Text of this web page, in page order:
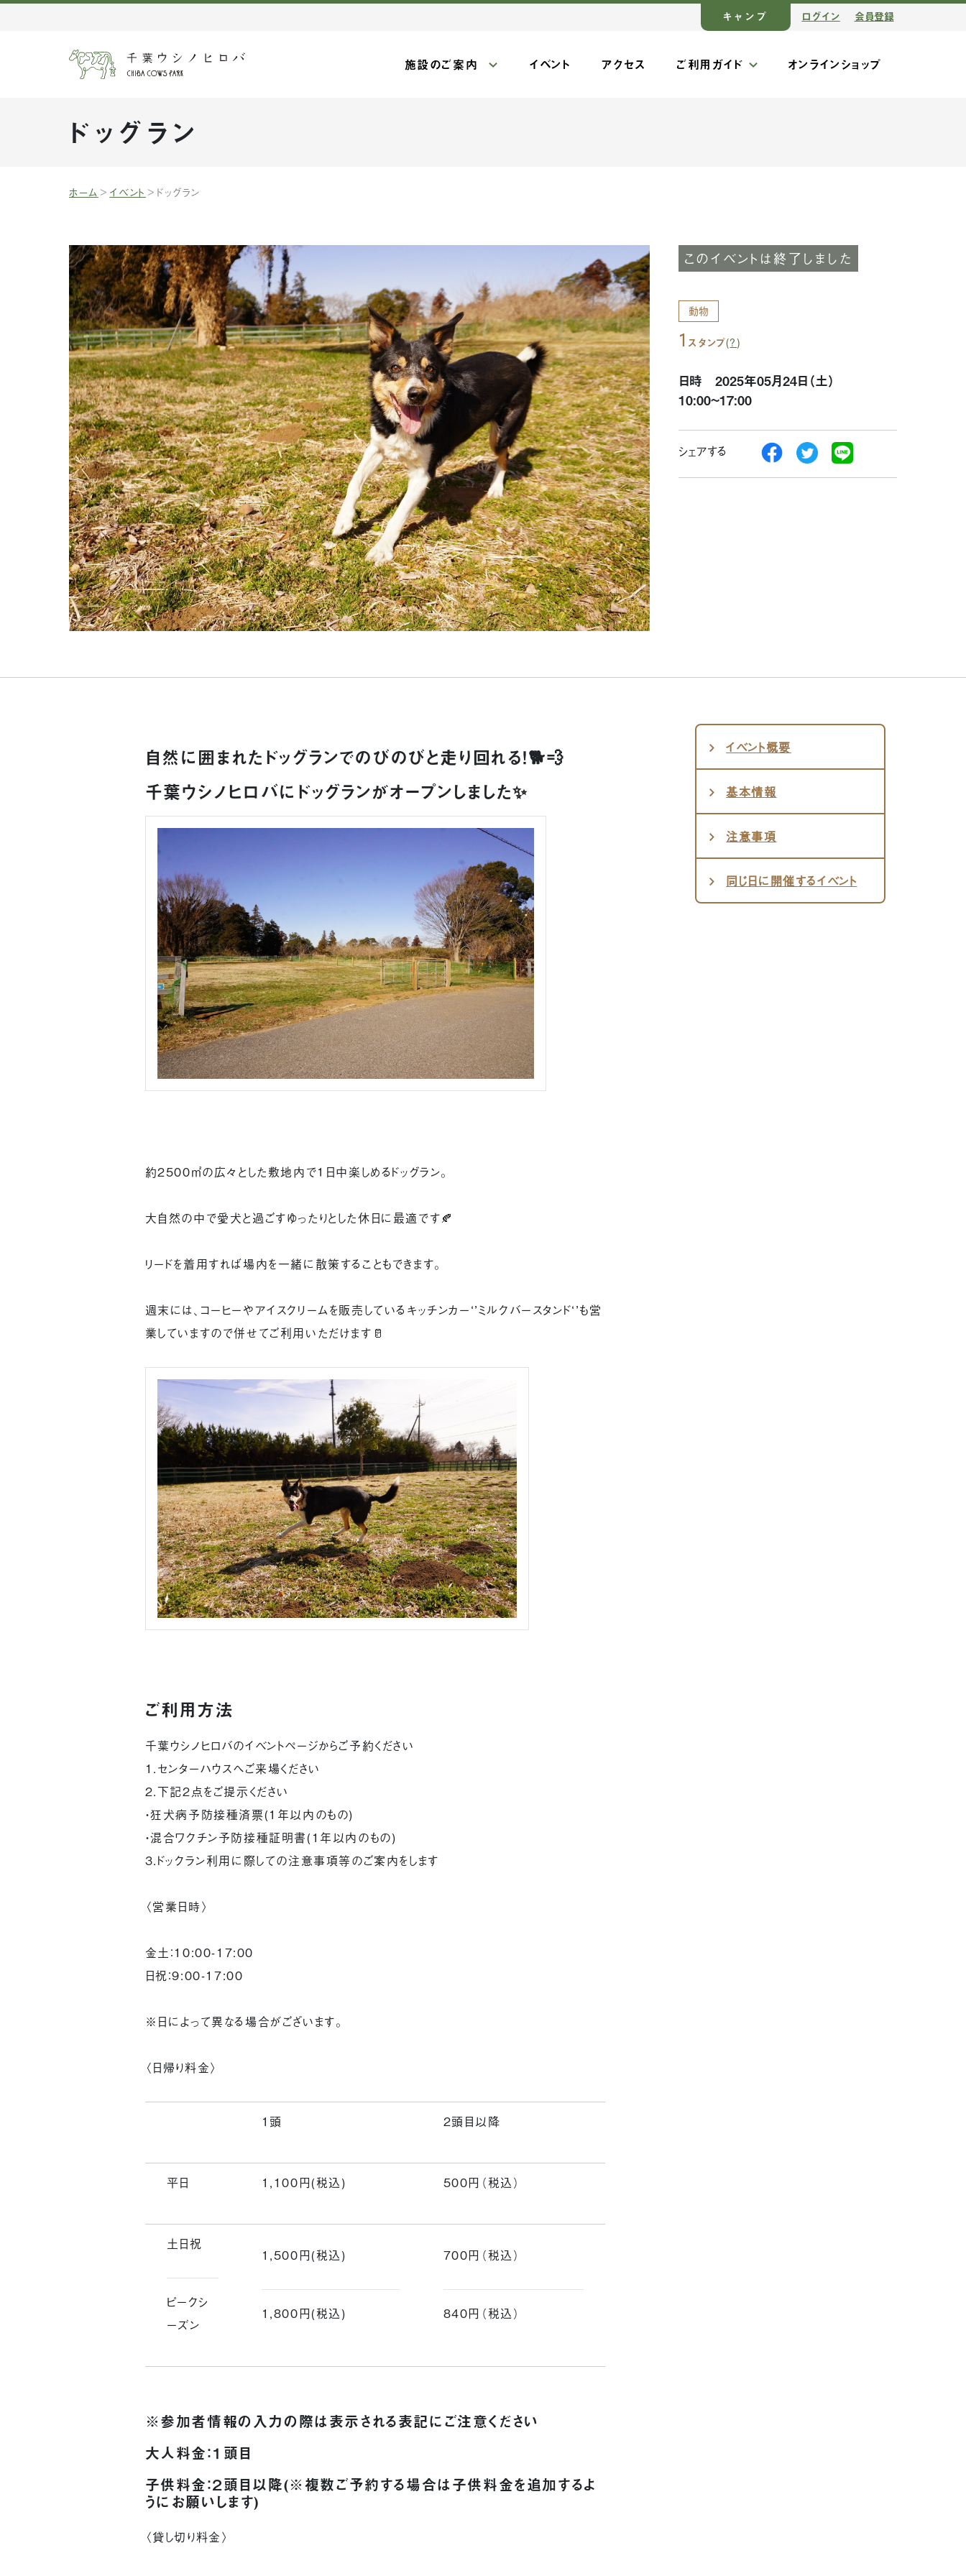
キャンプ ログイン 会員登録
施設のご案内 イベント アクセス ご利用ガイド オンラインショップ
ドッグラン
ホーム イベント ドッグラン
このイベントは終了しました
動物
1 スタンプ(?)
日時 2025年05月24日（土）
10:00~17:00
シェアする
自然に囲まれたドッグランでのびのびと走り回れる！🐕💨
千葉ウシノヒロバにドッグランがオープンしました✨
約2500㎡の広々とした敷地内で１日中楽しめるドッグラン。
大自然の中で愛犬と過ごすゆったりとした休日に最適です🍂
リードを着用すれば場内を一緒に散策することもできます。
週末には、コーヒーやアイスクリームを販売しているキッチンカー‘’ミルクバースタンド‘’も営
業していますので併せてご利用いただけます🥛
ご利用方法
千葉ウシノヒロバのイベントページからご予約ください
1.センターハウスへご来場ください
2.下記2点をご提示ください
・狂犬病予防接種済票(1年以内のもの)
・混合ワクチン予防接種証明書(1年以内のもの)
3.ドックラン利用に際しての注意事項等のご案内をします
〈営業日時〉
金土：10:00-17:00
日祝：9:00-17:00
※日によって異なる場合がございます。
〈日帰り料金〉
1頭 2頭目以降
平日 1,100円(税込) 500円（税込）
土日祝
ピークシ
ーズン
1,500円(税込)
1,800円(税込)
700円（税込）
840円（税込）
※参加者情報の入力の際は表示される表記にご注意ください
大人料金：１頭目
子供料金：２頭目以降(※複数ご予約する場合は子供料金を追加するよ
うにお願いします)
〈貸し切り料金〉
イベント概要
基本情報
注意事項
同じ日に開催するイベント